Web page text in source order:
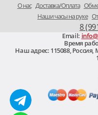
O нас Доставка/Оплата
Наши часы на руке
8
Email:
Время
Наш адрес: 115088,Россия,